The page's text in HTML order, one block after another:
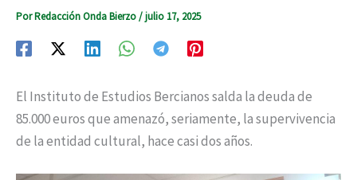
PorRedacción Onda Bierzo/julio 17, 2025
El Instituto de Estudios Bercianos salda la deuda de
85.000 euros que amenazó, seriamente, la supervivencia
de la entidad cultural, hace casi dos años.